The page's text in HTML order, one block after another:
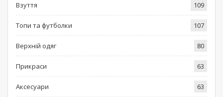
Взуття 109
Топи та футболки 107
Верхній одяг 80
Прикраси 63
Аксесуари 63